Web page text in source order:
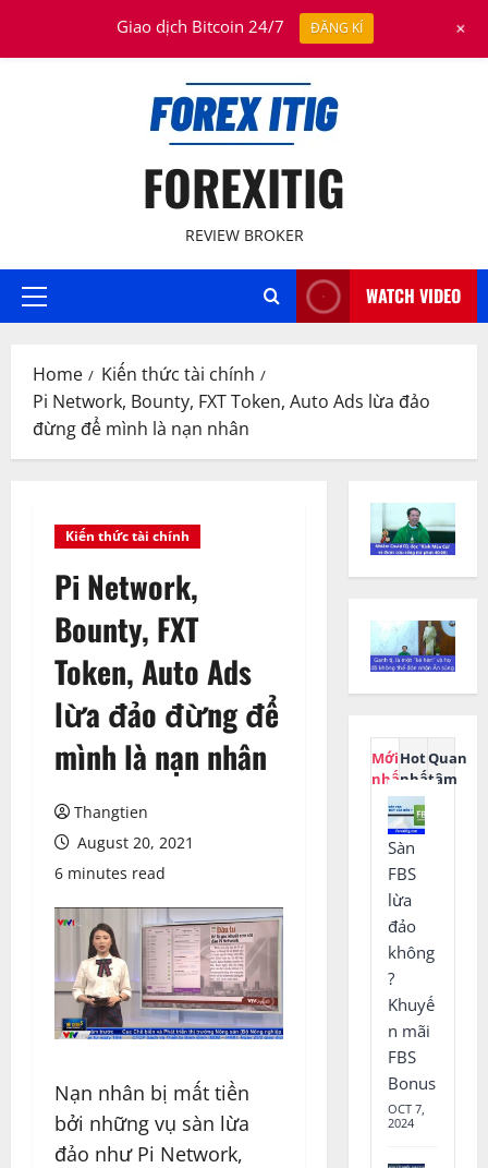
August 7, 2026
FOREXITIG
REVIEW BROKER
Primary
WATCH VIDEO
Home
Kiến thức tài chính
Pi Network, Bounty, FXT Token, Auto Ads lừa đảo
đừng để mình là nạn nhân
Kiến thức tài chính
Pi Network,
Bounty, FXT
Token, Auto Ads
lừa đảo đừng để
mình là nạn nhân
Thangtien
August 20, 2021
6 minutes read
Nạn nhân bị mất tiền
bởi những vụ sàn lừa
đảo như Pi Network,
Mới
nhất
Hot
nhất
Quan
tâm
Sàn
FBS
lừa
đảo
không
?
Khuyế
n mãi
FBS
Bonus
OCT 7,
2024
Giao dịch Bitcoin 24/7 ĐĂNG KÍ +